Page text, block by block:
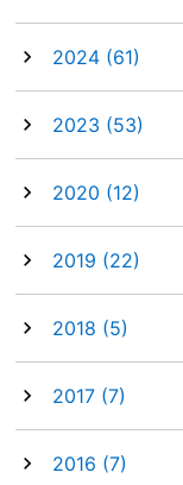
2024 (61)
2023 (53)
2020 (12)
2019 (22)
2018 (5)
2017 (7)
2016 (7)